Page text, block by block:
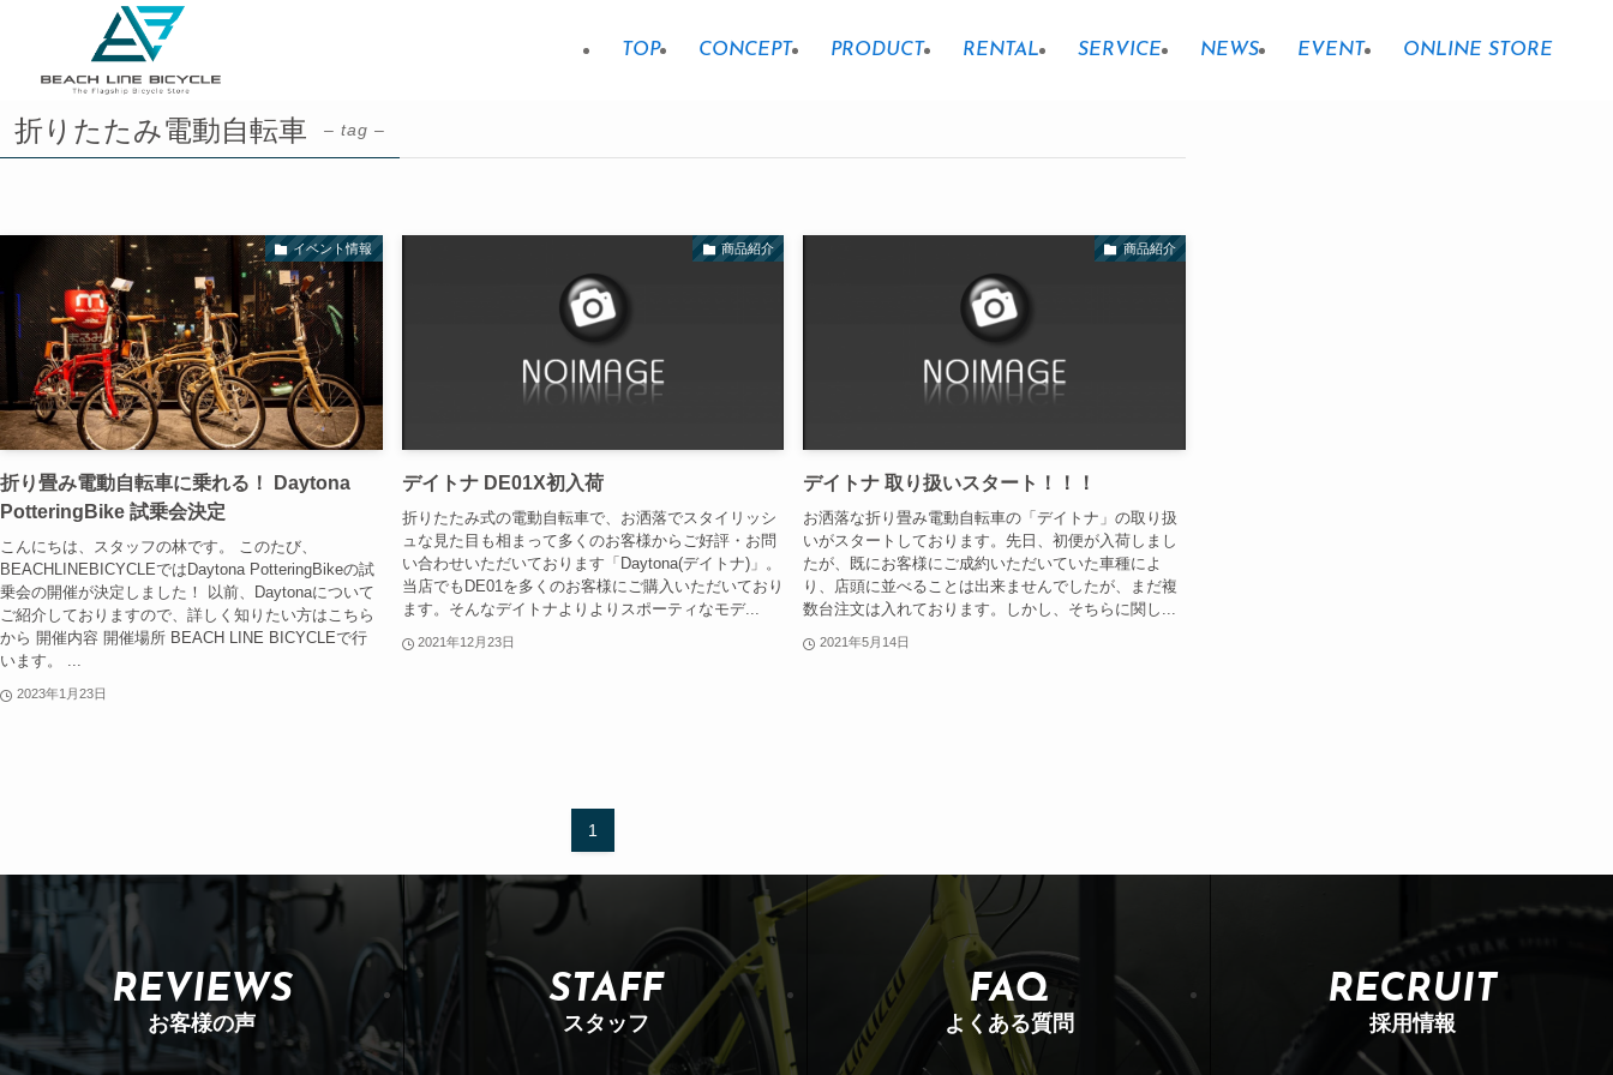
TOP CONCEPT PRODUCT RENTAL SERVICE NEWS EVENT ONLINE STORE
折りたたみ電動自転車 – tag –
イベント情報
折り畳み電動自転車に乗れる！ Daytona
PotteringBike 試乗会決定
こんにちは、スタッフの林です。 このたび、
BEACHLINEBICYCLEではDaytona PotteringBikeの試
乗会の開催が決定しました！ 以前、Daytonaについて
ご紹介しておりますので、詳しく知りたい方はこちら
から 開催内容 開催場所 BEACH LINE BICYCLEで行
います。 ...
2023年1月23日
商品紹介
デイトナ DE01X初入荷
折りたたみ式の電動自転車で、お洒落でスタイリッシ
ュな見た目も相まって多くのお客様からご好評・お問
い合わせいただいております「Daytona(デイトナ)」。
当店でもDE01を多くのお客様にご購入いただいており
ます。そんなデイトナよりよりスポーティなモデ...
2021年12月23日
商品紹介
デイトナ 取り扱いスタート！！！
お洒落な折り畳み電動自転車の「デイトナ」の取り扱
いがスタートしております。先日、初便が入荷しまし
たが、既にお客様にご成約いただいていた車種によ
り、店頭に並べることは出来ませんでしたが、まだ複
数台注文は入れております。しかし、そちらに関し...
2021年5月14日
1
REVIEWS
お客様の声
STAFF
スタッフ
FAQ
よくある質問
RECRUIT
採用情報